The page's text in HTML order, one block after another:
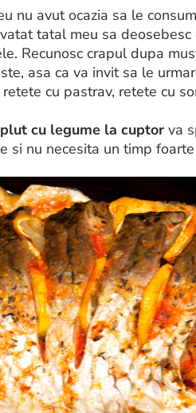
nu avut ocazia sa le
tatal meu sa
Recunosc crapul dupa
asa ca va invit sa le
cu pastrav, retete cu
cu legume la cuptor va
si nu necesita un timp